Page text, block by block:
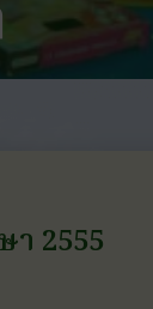
า 2555